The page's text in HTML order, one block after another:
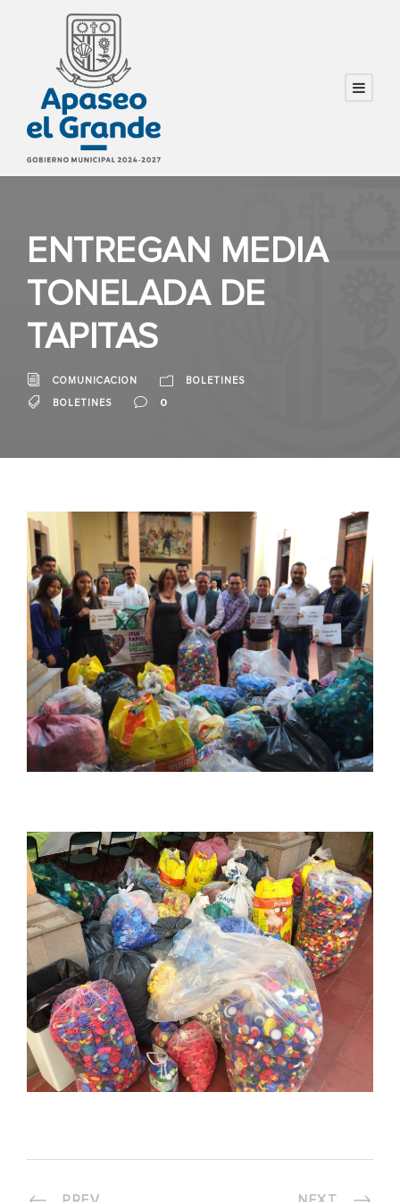
ENTREGAN MEDIA
TONELADA DE
TAPITAS
COMUNICACION BOLETINES
BOLETINES 0